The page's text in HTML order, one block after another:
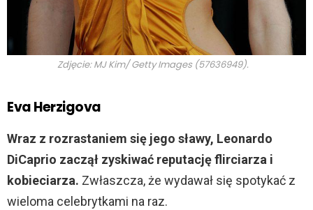
Zdjęcie: MJ Kim/ Getty Images (57636949).
Eva Herzigova
Wraz z rozrastaniem się jego sławy, Leonardo
DiCaprio zaczął zyskiwać reputację flirciarza i
kobieciarza. Zwłaszcza, że wydawał się spotykać z
wieloma celebrytkami na raz.